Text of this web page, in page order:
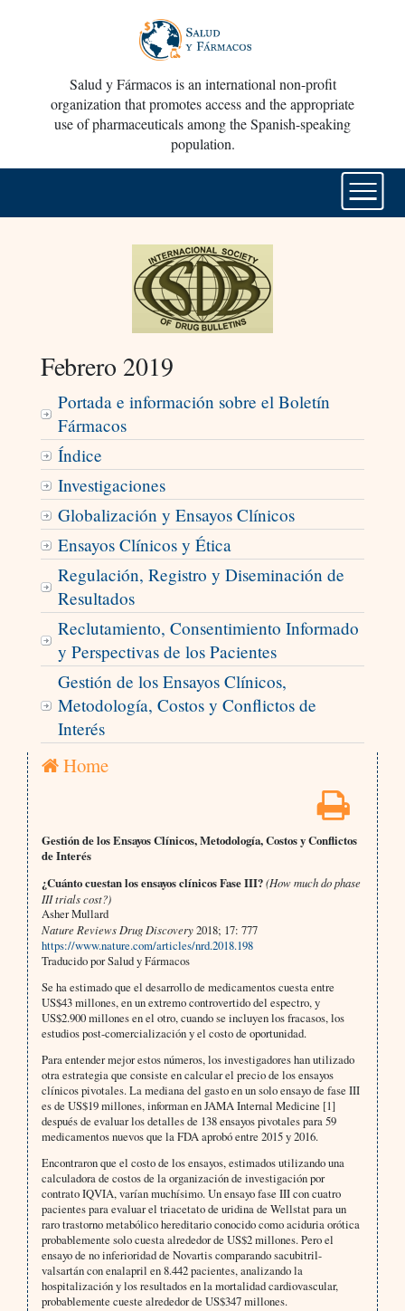
Salud y Fármacos is an international non-profit
organization that promotes access and the appropriate
use of pharmaceuticals among the Spanish-speaking
population.
Febrero 2019
Portada e información sobre el Boletín
Fármacos
Índice
Investigaciones
Globalización y Ensayos Clínicos
Ensayos Clínicos y Ética
Regulación, Registro y Diseminación de
Resultados
Reclutamiento, Consentimiento Informado
y Perspectivas de los Pacientes
Gestión de los Ensayos Clínicos,
Metodología, Costos y Conflictos de
Interés
Home
Gestión de los Ensayos Clínicos, Metodología, Costos y Conflictos
de Interés
¿Cuánto cuestan los ensayos clínicos Fase III?(How much do phase
III trials cost?)
Asher Mullard
Nature Reviews Drug Discovery2018; 17: 777
https://www.nature.com/articles/nrd.2018.198
Traducido por Salud y Fármacos
Se ha estimado que el desarrollo de medicamentos cuesta entre
US$43 millones, en un extremo controvertido del espectro, y
US$2.900 millones en el otro, cuando se incluyen los fracasos, los
estudios post-comercialización y el costo de oportunidad.
Para entender mejor estos números, los investigadores han utilizado
otra estrategia que consiste en calcular el precio de los ensayos
clínicos pivotales. La mediana del gasto en un solo ensayo de fase III
es de US$19 millones, informan en JAMA Internal Medicine [1]
después de evaluar los detalles de 138 ensayos pivotales para 59
medicamentos nuevos que la FDA aprobó entre 2015 y 2016.
Encontraron que el costo de los ensayos, estimados utilizando una
calculadora de costos de la organización de investigación por
contrato IQVIA, varían muchísimo. Un ensayo fase III con cuatro
pacientes para evaluar el triacetato de uridina de Wellstat para un
raro trastorno metabólico hereditario conocido como aciduria orótica
probablemente solo cuesta alrededor de US$2 millones. Pero el
ensayo de no inferioridad de Novartis comparando sacubitril-
valsartán con enalapril en 8.442 pacientes, analizando la
hospitalización y los resultados en la mortalidad cardiovascular,
probablemente cueste alrededor de US$347 millones.